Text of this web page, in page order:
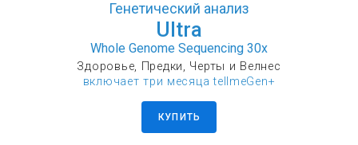
Генетический анализ
Ultra
Whole Genome Sequencing 30x
Здоровье, Предки, Черты и Велнес
включает три месяца tellmeGen+
КУПИТЬ